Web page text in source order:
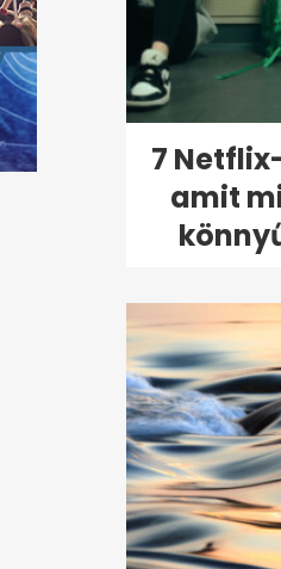
7
amit